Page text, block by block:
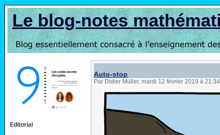
Le blog-notes
Editorial
Auto-stop
Par Didier Müller, mardi 12 février 2019 à